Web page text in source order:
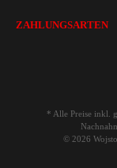
ZAHLUNGSARTEN
* Alle Preise inkl.
© 2026